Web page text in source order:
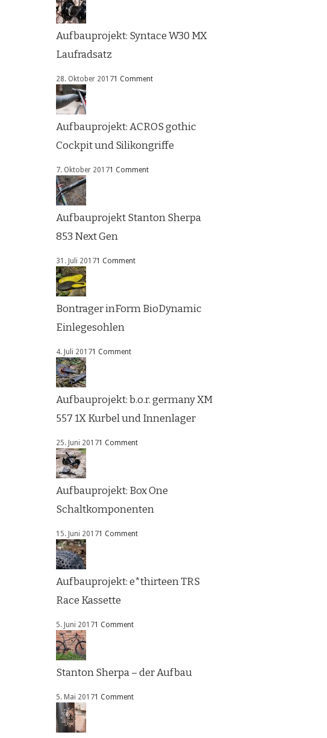
Aufbauprojekt: Syntace W30 MX
Laufradsatz
28. Oktober 20171 Comment
Aufbauprojekt: ACROS gothic
Cockpit und Silikongriffe
7. Oktober 20171 Comment
Aufbauprojekt Stanton Sherpa
853 Next Gen
31. Juli 20171 Comment
Bontrager inForm BioDynamic
Einlegesohlen
4. Juli 20171 Comment
Aufbauprojekt: b.o.r. germany XM
557 1X Kurbel und Innenlager
25. Juni 20171 Comment
Aufbauprojekt: Box One
Schaltkomponenten
15. Juni 20171 Comment
Aufbauprojekt: e*thirteen TRS
Race Kassette
5. Juni 20171 Comment
Stanton Sherpa – der Aufbau
5. Mai 20171 Comment